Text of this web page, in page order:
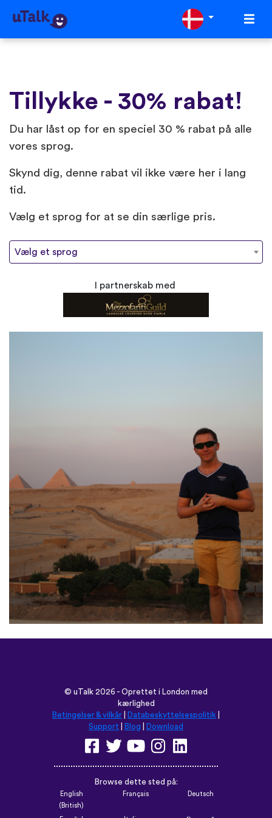
Tillykke - 30% rabat!
Du har låst op for en speciel 30 % rabat på alle
vores sprog.️
Skynd dig, denne rabat vil ikke være her i lang
tid.
Vælg et sprog for at se din særlige pris.
Vælg et sprog
I partnerskab med
© uTalk 2026 - Oprettet i London med
kærlighed
Betingelser & vilkår
Databeskyttelsespolitik
Support
Blog Download
Browse dette sted på:
English
(British)
Français Deutsch